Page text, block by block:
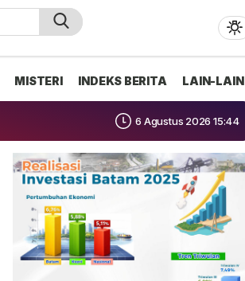
MISTERI INDEKS BERITA LAIN-LAIN
6 Agustus 2026 15:44